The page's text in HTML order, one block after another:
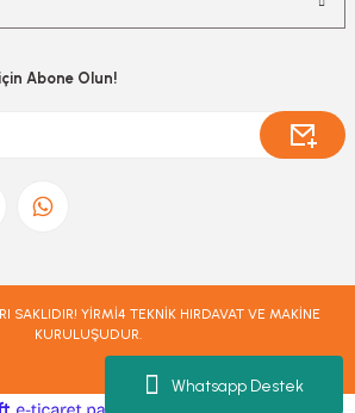
Whatsapp Destek
Abone Olun!
YİRMİ4 TEKNİK HIRDAVAT VE MAKİNE
KURULUŞUDUR.
ideasoft